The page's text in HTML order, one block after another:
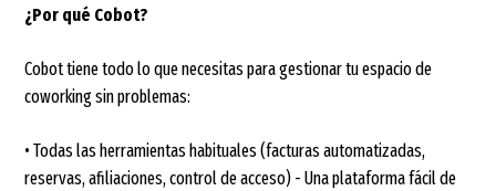
¿Por qué Cobot?
Cobot tiene todo lo que necesitas para gestionar tu espacio de
coworking sin problemas:
• Todas las herramientas habituales (facturas automatizadas,
reservas, afiliaciones, control de acceso) - Una plataforma fácil de